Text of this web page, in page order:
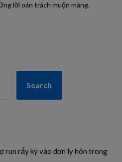
lời oán trách muộn màng.
Search
run rẩy ký vào đơn ly hôn trong